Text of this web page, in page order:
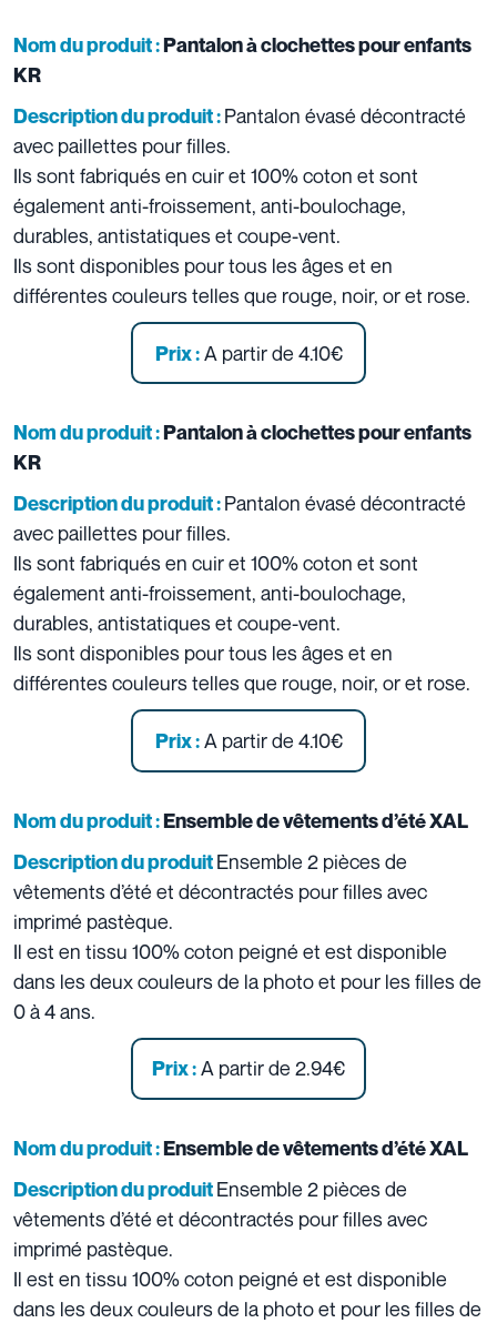
Nom du produit :Pantalon à clochettes pour enfants
KR
Description du produit :Pantalon évasé décontracté
avec paillettes pour filles.
Ils sont fabriqués en cuir et 100% coton et sont
également anti-froissement, anti-boulochage,
durables, antistatiques et coupe-vent.
Ils sont disponibles pour tous les âges et en
différentes couleurs telles que rouge, noir, or et rose.
Prix :A partir de 4.10€
Nom du produit :Pantalon à clochettes pour enfants
KR
Description du produit :Pantalon évasé décontracté
avec paillettes pour filles.
Ils sont fabriqués en cuir et 100% coton et sont
également anti-froissement, anti-boulochage,
durables, antistatiques et coupe-vent.
Ils sont disponibles pour tous les âges et en
différentes couleurs telles que rouge, noir, or et rose.
Prix :A partir de 4.10€
Nom du produit :Ensemble de vêtements d’été XAL
Description du produitEnsemble 2 pièces de
vêtements d’été et décontractés pour filles avec
imprimé pastèque.
Il est en tissu 100% coton peigné et est disponible
dans les deux couleurs de la photo et pour les filles de
0 à 4 ans.
Prix :A partir de 2.94€
Nom du produit :Ensemble de vêtements d’été XAL
Description du produitEnsemble 2 pièces de
vêtements d’été et décontractés pour filles avec
imprimé pastèque.
Il est en tissu 100% coton peigné et est disponible
dans les deux couleurs de la photo et pour les filles de